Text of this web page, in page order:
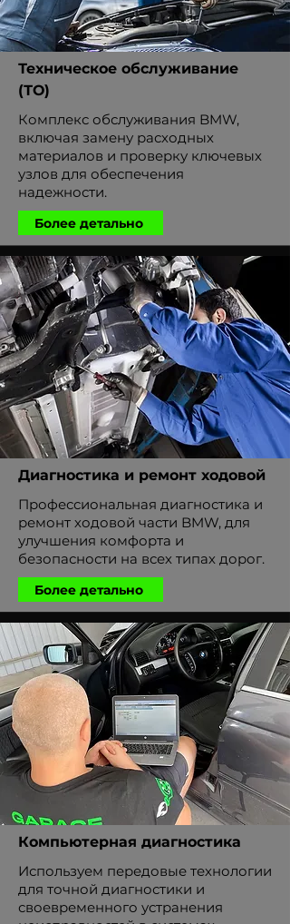
Техническое обслуживание
(ТО)
Комплекс обслуживания BMW,
включая замену расходных
материалов и проверку ключевых
узлов для обеспечения
надежности.
Более детально
Диагностика и ремонт ходовой
Профессиональная диагностика и
ремонт ходовой части BMW, для
улучшения комфорта и
безопасности на всех типах дорог.
Более детально
Компьютерная диагностика
Используем передовые технологии
для точной диагностики и
своевременного устранения